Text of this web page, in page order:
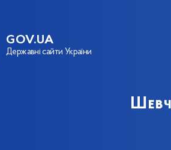
GOV.UA
Державні сайти України